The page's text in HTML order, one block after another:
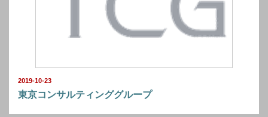
2019-10-23
東京コンサルティンググループ